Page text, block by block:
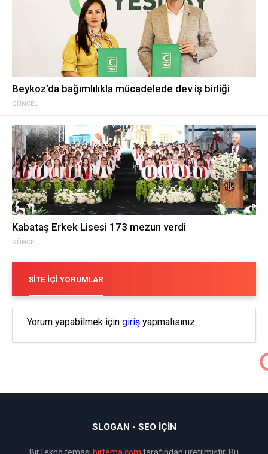
GÜNCEL
Beykoz’da bağımlılıkla mücadelede dev iş birliği
GÜNCEL
Kabataş Erkek Lisesi 173 mezun verdi
SITE İÇI YORUMLAR
Yorum yapabilmek için giriş yapmalısınız.
SLOGAN - SEO İÇIN